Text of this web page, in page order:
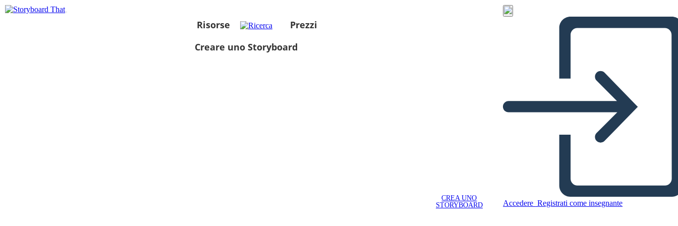
Risorse
Prezzi
Creare uno Storyboard
CREA UNO
STORYBOARD
Accedere Registrati come insegnante